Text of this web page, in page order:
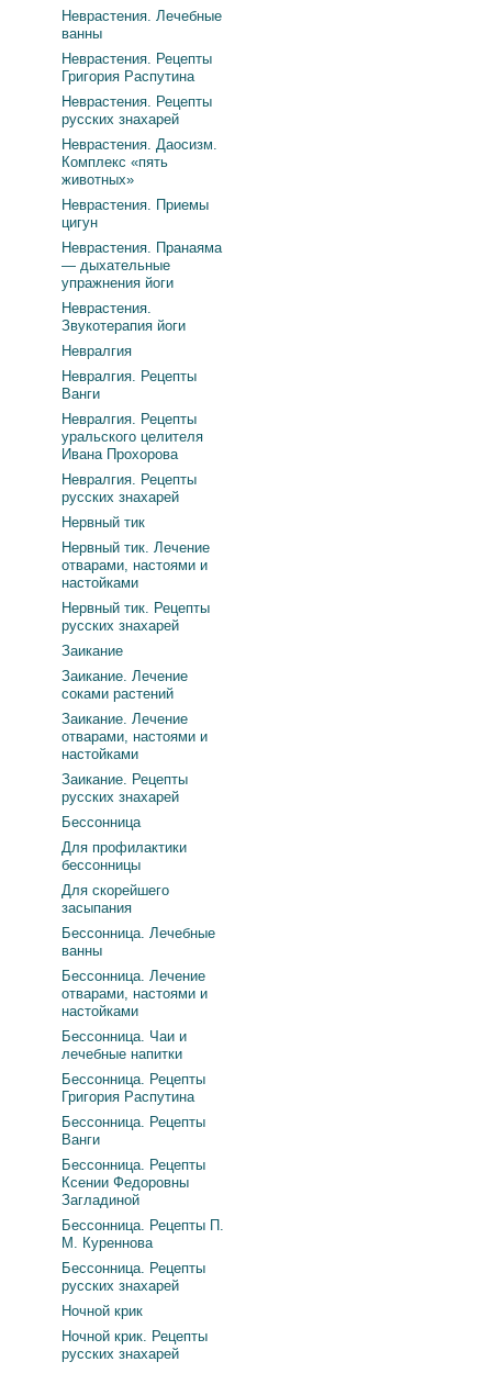
Неврастения. Лечебные
ванны
Неврастения. Рецепты
Григория Распутина
Неврастения. Рецепты
русских знахарей
Неврастения. Даосизм.
Комплекс «пять
животных»
Неврастения. Приемы
цигун
Неврастения. Пранаяма
— дыхательные
упражнения йоги
Неврастения.
Звукотерапия йоги
Невралгия
Невралгия. Рецепты
Ванги
Невралгия. Рецепты
уральского целителя
Ивана Прохорова
Невралгия. Рецепты
русских знахарей
Нервный тик
Нервный тик. Лечение
отварами, настоями и
настойками
Нервный тик. Рецепты
русских знахарей
Заикание
Заикание. Лечение
соками растений
Заикание. Лечение
отварами, настоями и
настойками
Заикание. Рецепты
русских знахарей
Бессонница
Для профилактики
бессонницы
Для скорейшего
засыпания
Бессонница. Лечебные
ванны
Бессонница. Лечение
отварами, настоями и
настойками
Бессонница. Чаи и
лечебные напитки
Бессонница. Рецепты
Григория Распутина
Бессонница. Рецепты
Ванги
Бессонница. Рецепты
Ксении Федоровны
Загладиной
Бессонница. Рецепты П.
М. Куреннова
Бессонница. Рецепты
русских знахарей
Ночной крик
Ночной крик. Рецепты
русских знахарей